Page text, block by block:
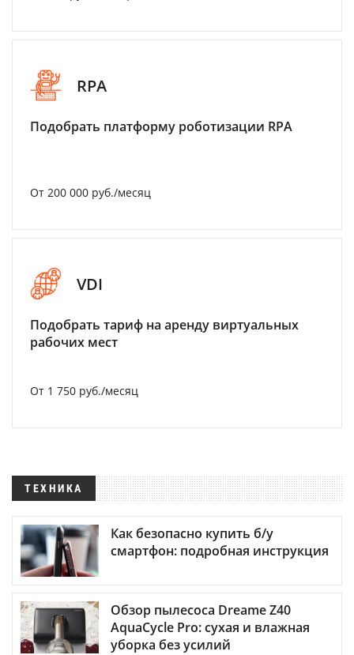
RPA
Подобрать платформу роботизации RPA
От 200 000 руб./месяц
VDI
Подобрать тариф на аренду виртуальных
рабочих мест
От 1 750 руб./месяц
ТЕХНИКА
Как безопасно купить б/у
смартфон: подробная инструкция
Обзор пылесоса Dreame Z40
AquaCycle Pro: сухая и влажная
уборка без усилий